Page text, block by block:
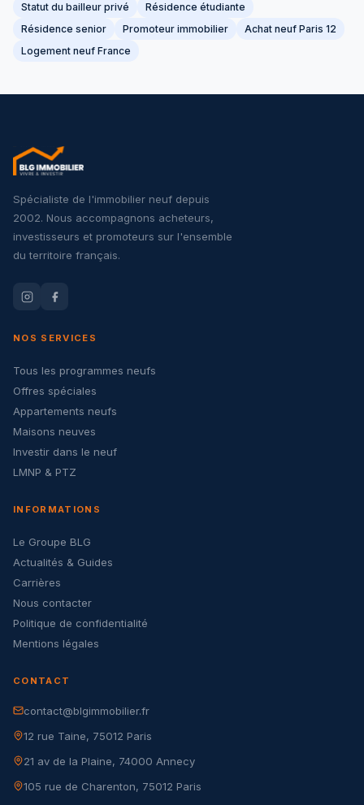
Statut du bailleur privé
Résidence étudiante
Résidence senior
Promoteur immobilier
Achat neuf Paris 12
Logement neuf France
Spécialiste de l'immobilier neuf depuis
2002. Nous accompagnons acheteurs,
investisseurs et promoteurs sur l'ensemble
du territoire français.
NOS SERVICES
Tous les programmes neufs
Offres spéciales
Appartements neufs
Maisons neuves
Investir dans le neuf
LMNP & PTZ
INFORMATIONS
Le Groupe BLG
Actualités & Guides
Carrières
Nous contacter
Politique de confidentialité
Mentions légales
CONTACT
contact@blgimmobilier.fr
12 rue Taine, 75012 Paris
21 av de la Plaine, 74000 Annecy
105 rue de Charenton, 75012 Paris